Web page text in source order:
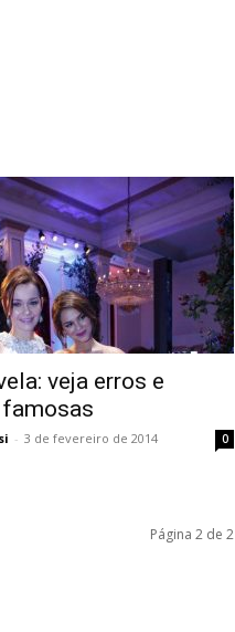
veja erros e
- 3 de fevereiro de 2014 0
Página 2 de 2